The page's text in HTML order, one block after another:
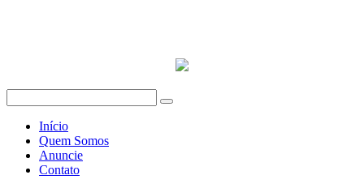
Início
Quem Somos
Anuncie
Contato